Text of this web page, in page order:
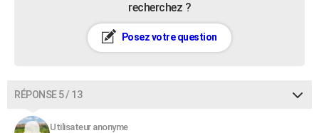
recherchez ?
Posez votre question
RÉPONSE 5 / 13
Utilisateur anonyme